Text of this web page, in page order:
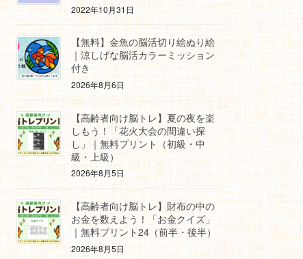
2022年10月31日
【無料】金魚の脳活切り絵ぬり絵
｜涼しげな脳活カラーミッション
付き
2026年8月6日
【高齢者向け脳トレ】夏の夜を楽
しもう！「花火大会の間違い探
し」｜無料プリント（初級・中
級・上級）
2026年8月5日
【高齢者向け脳トレ】財布の中の
お金を数えよう！「お金クイズ」
｜無料プリント24（前半・後半）
2026年8月5日